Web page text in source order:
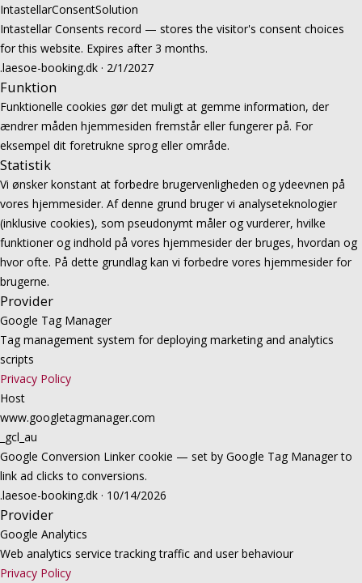
IntastellarConsentSolution
Intastellar Consents record — stores the visitor's consent choices
for this website. Expires after 3 months.
.laesoe-booking.dk · 2/1/2027
Funktion
Funktionelle cookies gør det muligt at gemme information, der
ændrer måden hjemmesiden fremstår eller fungerer på. For
eksempel dit foretrukne sprog eller område.
Statistik
Vi ønsker konstant at forbedre brugervenligheden og ydeevnen på
vores hjemmesider. Af denne grund bruger vi analyseteknologier
(inklusive cookies), som pseudonymt måler og vurderer, hvilke
funktioner og indhold på vores hjemmesider der bruges, hvordan og
hvor ofte. På dette grundlag kan vi forbedre vores hjemmesider for
brugerne.
Provider
Google Tag Manager
Tag management system for deploying marketing and analytics
scripts
Privacy Policy
Host
www.googletagmanager.com
_gcl_au
Google Conversion Linker cookie — set by Google Tag Manager to
link ad clicks to conversions.
.laesoe-booking.dk · 10/14/2026
Provider
Google Analytics
Web analytics service tracking traffic and user behaviour
Privacy Policy